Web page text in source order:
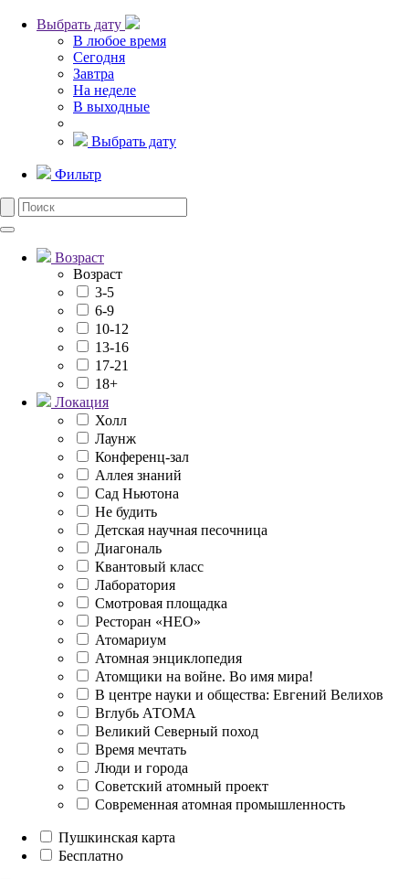
Выбрать дату
В любое время
Сегодня
Завтра
На неделе
В выходные
Выбрать дату
Фильтр
Возраст
Возраст
3-5
6-9
10-12
13-16
17-21
18+
Локация
Холл
Лаунж
Конференц-зал
Аллея знаний
Сад Ньютона
Не будить
Детская научная песочница
Диагональ
Квантовый класс
Лаборатория
Смотровая площадка
Ресторан «НЕО»
Атомариум
Атомная энциклопедия
Атомщики на войне. Во имя мира!
В центре науки и общества: Евгений Велихов
Вглубь АТОМА
Великий Северный поход
Время мечтать
Люди и города
Советский атомный проект
Современная атомная промышленность
Пушкинская карта
Бесплатно